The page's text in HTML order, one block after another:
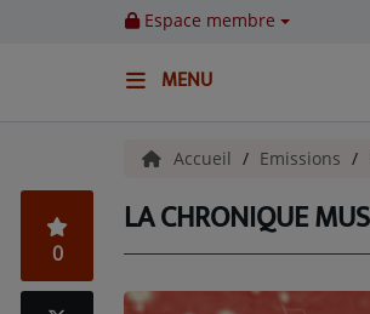
Espace membre
MENU
Emissions
BENJI & COMPAGNIE
Accueil Emissions
LA CHRONIQUE
0